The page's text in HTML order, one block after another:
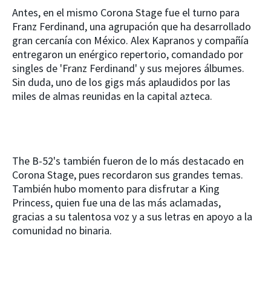
Antes, en el mismo Corona Stage fue el turno para
Franz Ferdinand, una agrupación que ha desarrollado
gran cercanía con México. Alex Kapranos y compañía
entregaron un enérgico repertorio, comandado por
singles de 'Franz Ferdinand' y sus mejores álbumes.
Sin duda, uno de los gigs más aplaudidos por las
miles de almas reunidas en la capital azteca.
The B-52's también fueron de lo más destacado en
Corona Stage, pues recordaron sus grandes temas.
También hubo momento para disfrutar a King
Princess, quien fue una de las más aclamadas,
gracias a su talentosa voz y a sus letras en apoyo a la
comunidad no binaria.